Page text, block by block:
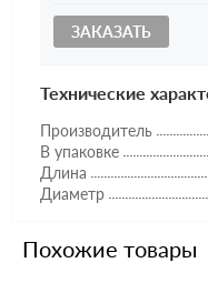
ЗАКАЗАТЬ
Технические
Производитель
В упаковке
Длина
Диаметр
Похожие товары